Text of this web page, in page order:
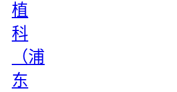
植
科
（浦
东